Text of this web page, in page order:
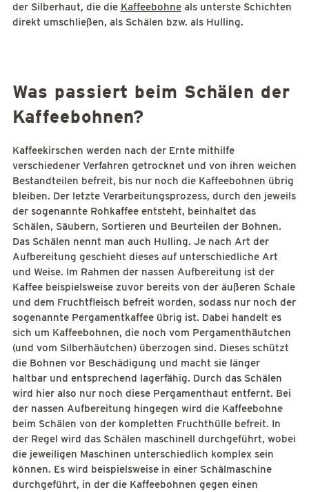
der Silberhaut, die die Kaffeebohneals unterste Schichten
direkt umschließen, als Schälen bzw. als Hulling.
Was passiert beim Schälen der
Kaffeebohnen?
Kaffeekirschen werden nach der Ernte mithilfe
verschiedener Verfahren getrocknet und von ihren weichen
Bestandteilen befreit, bis nur noch die Kaffeebohnen übrig
bleiben. Der letzte Verarbeitungsprozess, durch den jeweils
der sogenannte Rohkaffee entsteht, beinhaltet das
Schälen, Säubern, Sortieren und Beurteilen der Bohnen.
Das Schälen nennt man auch Hulling. Je nach Art der
Aufbereitung geschieht dieses auf unterschiedliche Art
und Weise. Im Rahmen der nassen Aufbereitung ist der
Kaffee beispielsweise zuvor bereits von der äußeren Schale
und dem Fruchtfleisch befreit worden, sodass nur noch der
sogenannte Pergamentkaffee übrig ist. Dabei handelt es
sich um Kaffeebohnen, die noch vom Pergamenthäutchen
(und vom Silberhäutchen) überzogen sind. Dieses schützt
die Bohnen vor Beschädigung und macht sie länger
haltbar und entsprechend lagerfähig. Durch das Schälen
wird hier also nur noch diese Pergamenthaut entfernt. Bei
der nassen Aufbereitung hingegen wird die Kaffeebohne
beim Schälen von der kompletten Fruchthülle befreit. In
der Regel wird das Schälen maschinell durchgeführt, wobei
die jeweiligen Maschinen unterschiedlich komplex sein
können. Es wird beispielsweise in einer Schälmaschine
durchgeführt, in der die Kaffeebohnen gegen einen